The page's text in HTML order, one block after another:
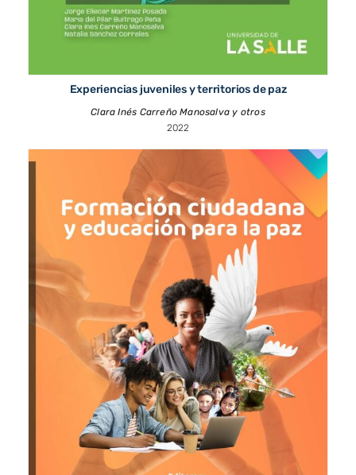
Experiencias juveniles y territorios de paz
Clara Inés Carreño Manosalva y otros
2022